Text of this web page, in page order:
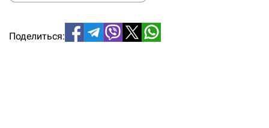
Поделиться: